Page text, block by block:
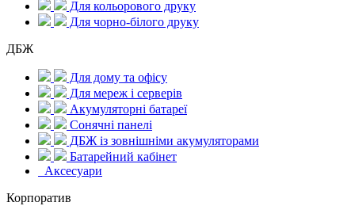
Для кольорового друку
Для чорно-білого друку
ДБЖ
Для дому та офісу
Для мереж і серверів
Акумуляторні батареї
Сонячні панелі
ДБЖ із зовнішніми акумуляторами
Батарейний кабінет
Аксесуари
Корпоратив